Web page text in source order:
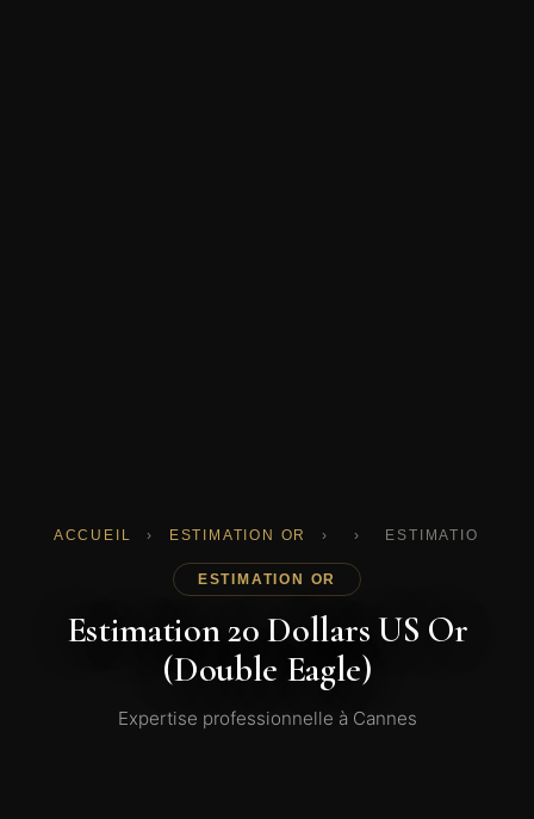
ACCUEIL › ESTIMATION OR › › ESTIMATION 20
ESTIMATION OR
Estimation 20 Dollars US Or
(Double Eagle)
Expertise professionnelle à Cannes